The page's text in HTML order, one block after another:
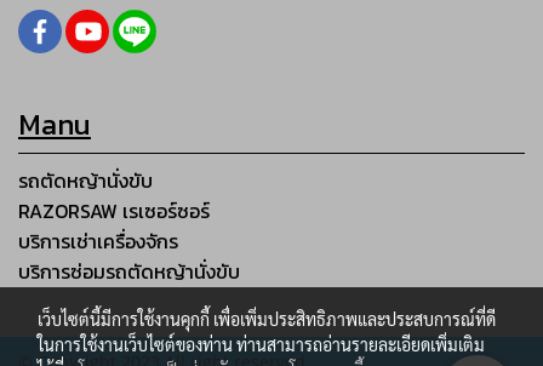
Manu
รถตัดหญ้านั่งขับ
RAZORSAW เรเซอร์ซอร์
บริการเช่าเครื่องจักร
บริการซ่อมรถตัดหญ้านั่งขับ
เว็บไซต์นี้มีการใช้งานคุกกี้ เพื่อเพิ่มประสิทธิภาพและประสบการณ์ที่ดี
ในการใช้งานเว็บไซต์ของท่าน ท่านสามารถอ่านรายละเอียดเพิ่มเติม